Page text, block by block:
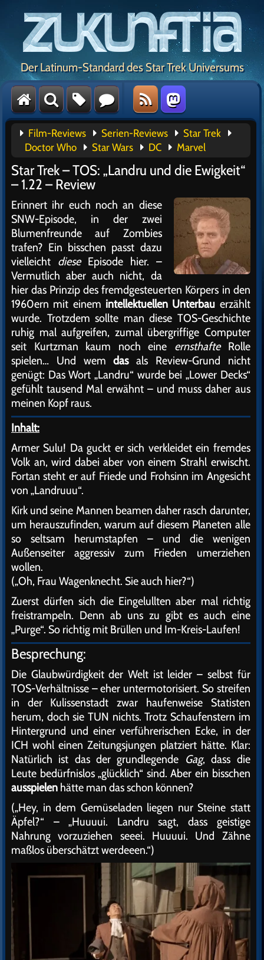
Der Latinum-Standard des Star Trek Universums
Film-Reviews Serien-Reviews
Star Trek
Doctor Who
Star Wars DC Marvel
Star Trek – TOS: „Landru und die Ewigkeit“
– 1.22 – Review
Erinnert ihr euch noch an diese
SNW-Episode, in der zwei
Blumenfreunde auf Zombies
trafen? Ein bisschen passt dazu
vielleicht dieseEpisode hier. –
Vermutlich aber auch nicht, da
hier das Prinzip des fremdgesteuerten Körpers in den
1960ern mit einem intellektuellen Unterbau erzählt
wurde. Trotzdem sollte man diese TOS-Geschichte
ruhig mal aufgreifen, zumal übergriffige Computer
seit Kurtzman kaum noch eine ernsthafteRolle
spielen… Und wemdasals Review-Grund nicht
genügt: Das Wort „Landru“ wurde bei „Lower Decks“
gefühlt tausend Mal erwähnt – und muss daher aus
meinen Kopf raus.
Inhalt:
Armer Sulu! Da guckt er sich verkleidet ein fremdes
Volk an, wird dabei aber von einem Strahl erwischt.
Fortan steht er auf Friede und Frohsinn im Angesicht
von „Landruuu“.
Kirk und seine Mannen beamen daher rasch darunter,
um herauszufinden, warum auf diesem Planeten alle
so seltsam herumstapfen – und die wenigen
Außenseiter aggressiv zum Frieden umerziehen
wollen.
(„Oh, Frau Wagenknecht. Sie auch hier?“)
Zuerst dürfen sich die Eingelullten aber mal richtig
freistrampeln. Denn ab uns zu gibt es auch eine
„Purge“. So richtig mit Brüllen und Im-Kreis-Laufen!
Besprechung:
Die Glaubwürdigkeit der Welt ist leider – selbst für
TOS-Verhältnisse – eher untermotorisiert. So streifen
in der Kulissenstadt zwar haufenweise Statisten
herum, doch sie TUN nichts. Trotz Schaufenstern im
Hintergrund und einer verführerischen Ecke, in der
ICH wohl einen Zeitungsjungen platziert hätte. Klar:
Natürlich ist das der grundlegende Gag, dass die
Leute bedürfnislos „glücklich“ sind. Aber ein bisschen
ausspielen hätte man das schon können?
(„Hey, in dem Gemüseladen liegen nur Steine statt
Äpfel?“ – „Huuuui. Landru sagt, dass geistige
Nahrung vorzuziehen seeei. Huuuui. Und Zähne
maßlos überschätzt werdeeen.“)